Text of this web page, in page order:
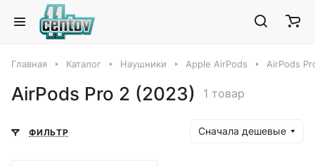
Главная Каталог Наушники Apple AirPods AirPods
AirPods Pro 2 (2023) 1 товар
ФИЛЬТР Сначала дешевые